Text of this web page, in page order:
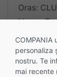
Oras:
Nume:
Prenume:
Email:
Phone:
personaliza
nostru. Te
mai recente